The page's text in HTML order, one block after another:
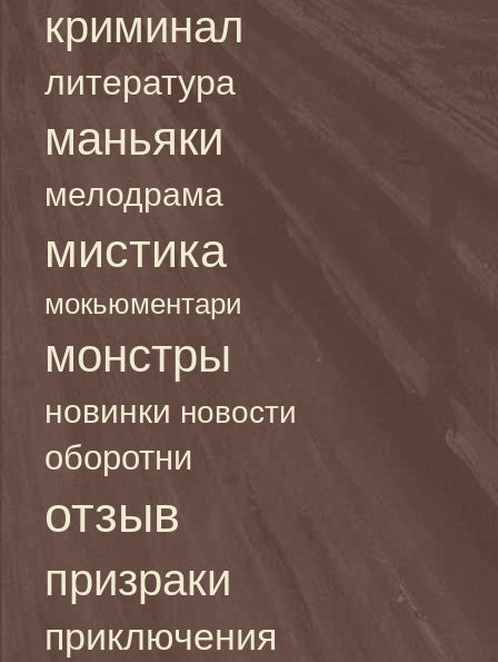
криминал
литература
маньяки
мелодрама
мистика
мокьюментари
монстры
новинки новости
оборотни
отзыв
призраки
приключения